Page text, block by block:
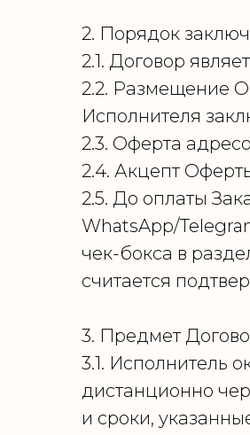
2. Порядок
2.1. Договор
2.2. Размещение
Исполнителя
2.3. Оферта
2.4. Акцепт
2.5. До оплаты
WhatsApp/
чек-бокса в
считается
3. Предмет
3.1. Исполнитель
дистанционно
и сроки,